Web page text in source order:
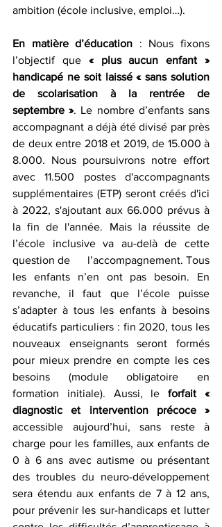
ambition (école inclusive, emploi…).
En matière d’éducation : Nous fixons
l’objectif que « plus aucun enfant »
handicapé ne soit laissé « sans solution
de scolarisation à la rentrée de
septembre ». Le nombre d’enfants sans
accompagnant a déjà été divisé par près
de deux entre 2018 et 2019, de 15.000 à
8.000. Nous poursuivrons notre effort
avec 11.500 postes d'accompagnants
supplémentaires (ETP) seront créés d'ici
à 2022, s'ajoutant aux 66.000 prévus à
la fin de l'année. Mais la réussite de
l’école inclusive va au-delà de cette
question de      l’accompagnement. Tous
les enfants n’en ont pas besoin. En
revanche, il faut que l’école puisse
s’adapter à tous les enfants à besoins
éducatifs particuliers : fin 2020, tous les
nouveaux enseignants seront formés
pour mieux prendre en compte les ces
besoins (module obligatoire en
formation initiale). Aussi, le forfait «
diagnostic et intervention précoce »
accessible aujourd’hui, sans reste à
charge pour les familles, aux enfants de
0 à 6 ans avec autisme ou présentant
des troubles du neuro-développement
sera étendu aux enfants de 7 à 12 ans,
pour prévenir les sur-handicaps et lutter